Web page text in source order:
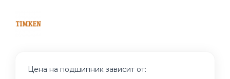
Цена на подшипник зависит от: